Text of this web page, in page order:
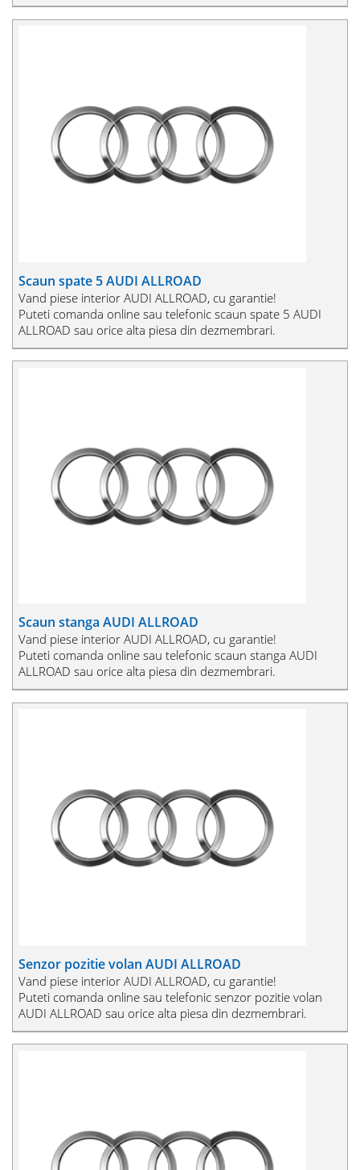
Scaun spate 5 AUDI ALLROAD
Vand piese interior AUDI ALLROAD, cu garantie!
Puteti comanda online sau telefonic scaun spate 5 AUDI
ALLROAD sau orice alta piesa din dezmembrari.
Scaun stanga AUDI ALLROAD
Vand piese interior AUDI ALLROAD, cu garantie!
Puteti comanda online sau telefonic scaun stanga AUDI
ALLROAD sau orice alta piesa din dezmembrari.
Senzor pozitie volan AUDI ALLROAD
Vand piese interior AUDI ALLROAD, cu garantie!
Puteti comanda online sau telefonic senzor pozitie volan
AUDI ALLROAD sau orice alta piesa din dezmembrari.